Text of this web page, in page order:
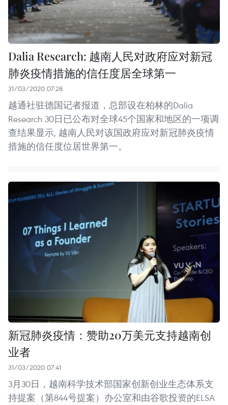
Dalia Research: 越南人民对政府应对新冠
肺炎疫情措施的信任度居全球第一
31/03/2020 07:28
越通社驻德国记者报道，总部设在柏林的Dalia
Research 30日已公布对全球45个国家和地区的一项调
查结果显示, 越南人民对该国政府应对新冠肺炎疫情
措施的信任度位居世界第一。
新冠肺炎疫情：赞助20万美元支持越南创
业者
31/03/2020 07:41
3月30日，越南科学技术部国家创新创业生态体系支
持提案（第844号提案）办公室和由谷歌投资的ELSA